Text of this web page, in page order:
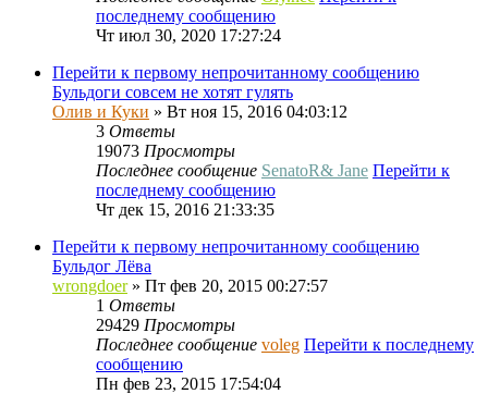
последнему сообщению
Чт июл 30, 2020 17:27:24
Перейти к первому непрочитанному сообщению
Бульдоги совсем не хотят гулять
Олив и Куки » Вт ноя 15, 2016 04:03:12
3 Ответы
19073 Просмотры
Последнее сообщение SenatoR& Jane Перейти к
последнему сообщению
Чт дек 15, 2016 21:33:35
Перейти к первому непрочитанному сообщению
Бульдог Лёва
wrongdoer» Пт фев 20, 2015 00:27:57
1 Ответы
29429 Просмотры
Последнее сообщение voleg Перейти к последнему
сообщению
Пн фев 23, 2015 17:54:04